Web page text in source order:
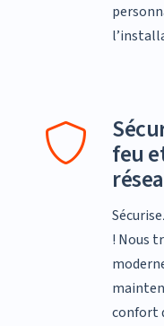
feu
! Nous
confort